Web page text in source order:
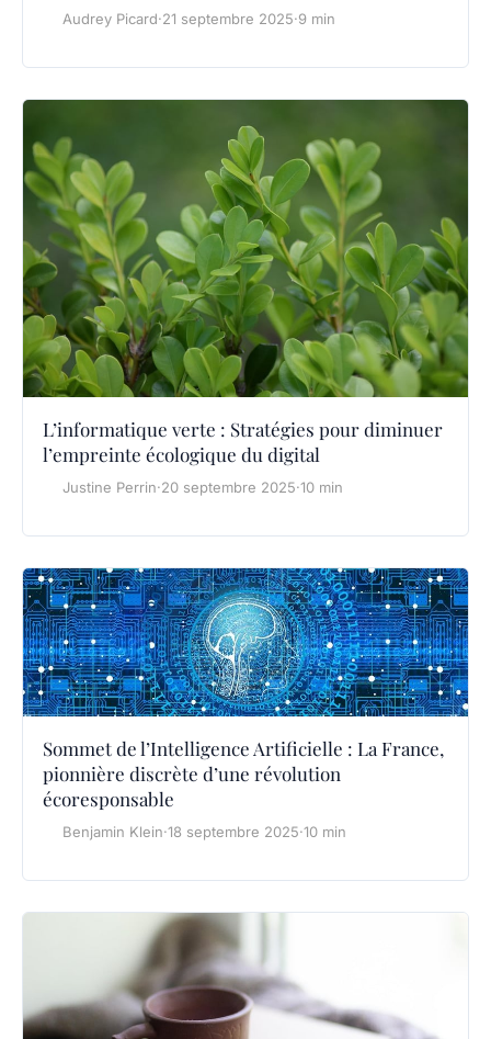
Audrey Picard·21 septembre 2025·9 min
L’informatique verte : Stratégies pour diminuer
l’empreinte écologique du digital
Justine Perrin·20 septembre 2025·10 min
Sommet de l’Intelligence Artificielle : La France,
pionnière discrète d’une révolution
écoresponsable
Benjamin Klein·18 septembre 2025·10 min